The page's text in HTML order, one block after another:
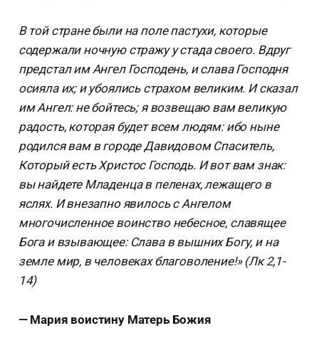
В той стране были на поле пастухи, которые
содержали ночную стражу у стада своего. Вдруг
предстал им Ангел Господень, и слава Господня
осияла их; и убоялись страхом великим. И сказал
им Ангел: не бойтесь; я возвещаю вам великую
радость, которая будет всем людям: ибо ныне
родился вам в городе Давидовом Спаситель,
Который есть Христос Господь. И вот вам знак:
вы найдете Младенца в пеленах, лежащего в
яслях. И внезапно явилось с Ангелом
многочисленное воинство небесное, славящее
Бога и взывающее: Слава в вышних Богу, и на
земле мир, в человеках благоволение!» (Лк 2,1-
14)
— Мария воистину Матерь Божия